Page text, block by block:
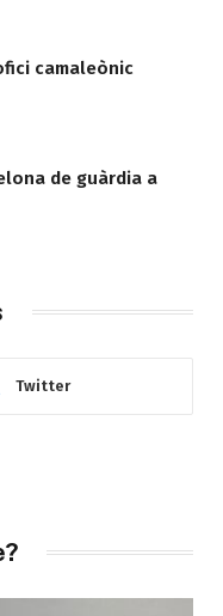
camaleònic
de guàrdia a
Twitter